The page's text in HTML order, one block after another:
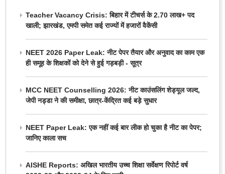
Teacher Vacancy Crisis: बिहार में टीचर्स के 2.70 लाख+ पद
खाली; झारखंड, एमपी समेत कई राज्यों में हजारों वैकेंसी
NEET 2026 Paper Leak: नीट पेपर तैयार और अनुवाद का काम एक
ही समूह के शिक्षकों को देने से हुई गड़बड़ी - सूत्र
MCC NEET Counselling 2026: नीट काउंसलिंग शेड्यूल जल्द,
जेपी नड्डा ने की समीक्षा, छात्र-केंद्रित कई बड़े सुधार
NEET Paper Leak: एक नहीं कई बार लीक हो चुका है नीट का पेपर;
जानिए काला सच
AISHE Reports: अखिल भारतीय उच्च शिक्षा सर्वेक्षण रिपोर्ट वर्ष